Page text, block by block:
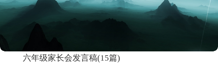
六年级家长会发言稿(15篇)